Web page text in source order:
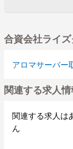
合資会社ライ
アロマサーバー
関連する求人
関連する求人は
ん